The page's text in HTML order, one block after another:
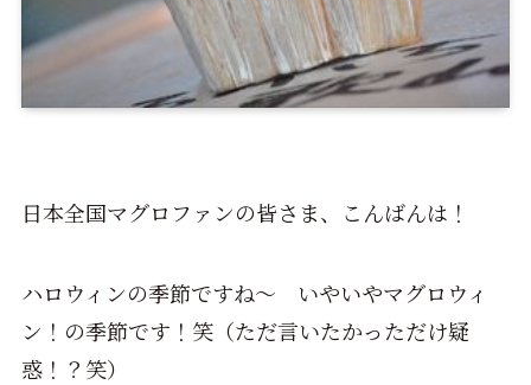
日本全国マグロファンの皆さま、こんばんは！
ハロウィンの季節ですね～ いやいやマグロウィ
ン！の季節です！笑（ただ言いたかっただけ疑
惑！？笑）